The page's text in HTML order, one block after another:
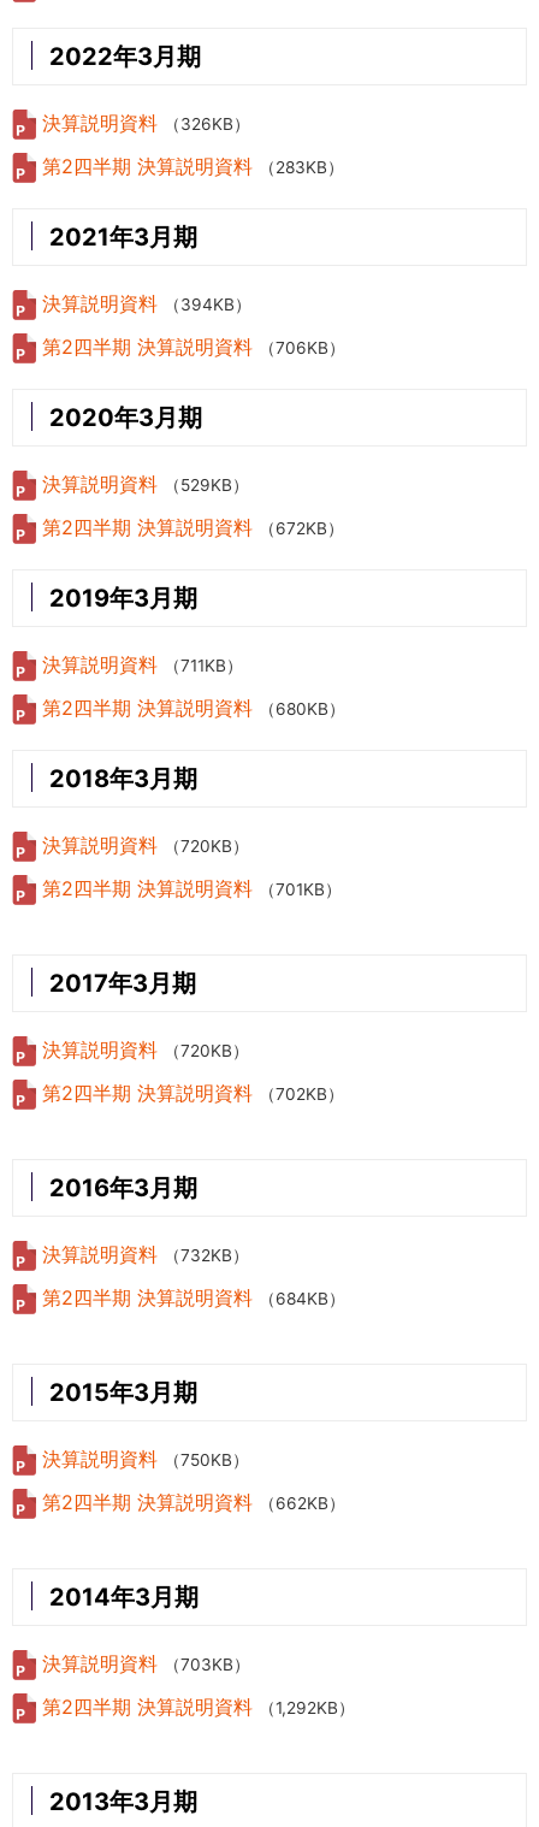
2022年3月期
決算説明資料 （326KB）
第2四半期 決算説明資料 （283KB）
2021年3月期
決算説明資料 （394KB）
第2四半期 決算説明資料 （706KB）
2020年3月期
決算説明資料 （529KB）
第2四半期 決算説明資料 （672KB）
2019年3月期
決算説明資料 （711KB）
第2四半期 決算説明資料 （680KB）
2018年3月期
決算説明資料 （720KB）
第2四半期 決算説明資料 （701KB）
2017年3月期
決算説明資料 （720KB）
第2四半期 決算説明資料 （702KB）
2016年3月期
決算説明資料 （732KB）
第2四半期 決算説明資料 （684KB）
2015年3月期
決算説明資料 （750KB）
第2四半期 決算説明資料 （662KB）
2014年3月期
決算説明資料 （703KB）
第2四半期 決算説明資料 （1,292KB）
2013年3月期